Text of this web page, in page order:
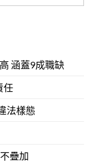
涵蓋9成職缺
任
法樣態
疊加